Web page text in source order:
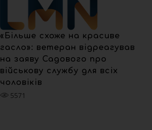
«Більше схоже на красиве
гасло»: ветеран відреагував
на заяву Садового про
військову службу для всіх
чоловіків
5571